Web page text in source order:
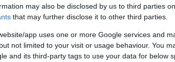
may also be disclosed by us to third parties
that may further disclose it to other third parties.
app uses one or more Google services and
not limited to your visit or usage behaviour. You
and its third-party tags to use your data for below